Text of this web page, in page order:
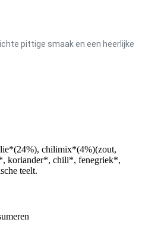
pittige smaak en een heerlijke
chilimix*(4%)(zout,
koriander*, chili*, fenegriek*,
teelt.